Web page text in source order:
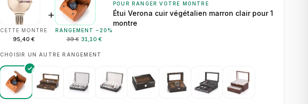
CETTE MONTRE
95,40 €
+
RANGEMENT − 20 %
39 € 31,10 €
POUR RANGER VOTRE MONTRE
Étui Verona cuir végétalien marron clair pour 1
montre
CHOISIR UN AUTRE RANGEMENT